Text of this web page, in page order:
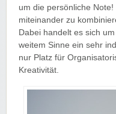
um die persönliche
miteinander zu
Dabei handelt es sich
weitem Sinne ein sehr
nur Platz für
Kreativität.